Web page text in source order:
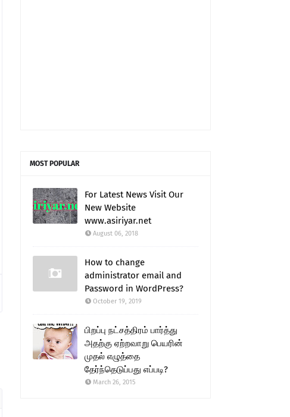
MOST POPULAR
For Latest News Visit Our
New Website
www.asiriyar.net
August 06, 2018
How to change
administrator email and
Password in WordPress?
October 19, 2019
பிறப்பு நட்சத்திரம் பார்த்து
அதற்கு ஏற்றவாறு பெயரின்
முதல் எழுத்தை
தேர்ந்தெடுப்பது எப்படி?
March 26, 2015